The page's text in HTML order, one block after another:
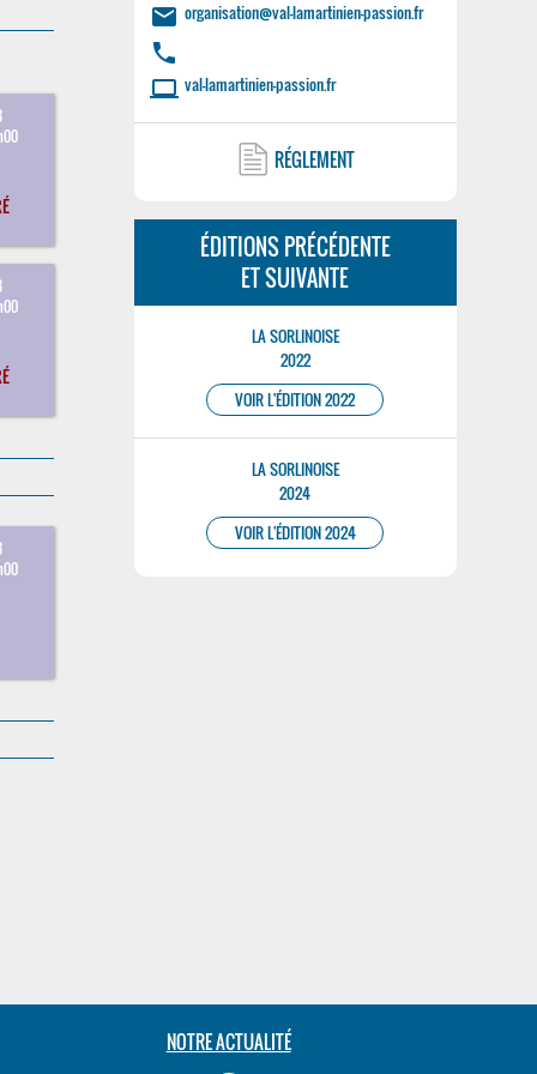
email organisation@val-lamartinien-passion.fr
phone
laptop val-lamartinien-passion.fr
RÉGLEMENT
ÉDITIONS PRÉCÉDENTE
ET SUIVANTE
LA SORLINOISE
2022
VOIR L'ÉDITION 2022
LA SORLINOISE
2024
VOIR L'ÉDITION 2024
NOTRE ACTUALITÉ